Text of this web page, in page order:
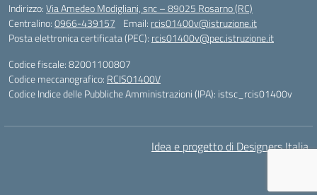
Indirizzo:Via Amedeo Modigliani, snc – 89025 Rosarno (RC)
Centralino:0966-439157 Email: rcis01400v@istruzione.it
Posta elettronica certificata (PEC): rcis01400v@pec.istruzione.it
Codice fiscale: 82001100807
Codice meccanografico: RCIS01400V
Codice Indice delle Pubbliche Amministrazioni (IPA): istsc_rcis01400v
Idea e progetto di Designers Italia